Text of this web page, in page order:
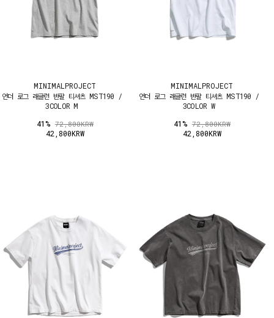
MINIMALPROJECT
언더 로그 래글런 반팔 티셔츠 MST190 /
3COLOR M
41% 72,800KRW
42,800KRW
MINIMALPROJECT
언더 로그 래글런 반팔 티셔츠 MST190 /
3COLOR W
41% 72,800KRW
42,800KRW